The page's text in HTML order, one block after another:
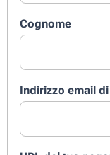
Cognome
Indirizzo email